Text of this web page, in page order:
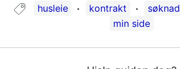
Guide tagget med:
husleie kontrakt søknad
min side